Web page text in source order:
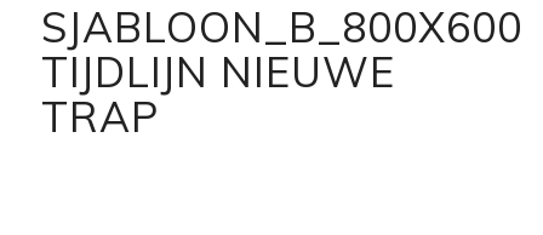
SJABLOON_B_800X600
TIJDLIJN NIEUWE
TRAP